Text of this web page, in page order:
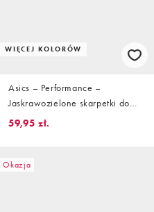
WIĘCEJ KOLORÓW
Asics – Performance –
Jaskrawozielone skarpetki do
biegania
59,95 zł.
Okazja